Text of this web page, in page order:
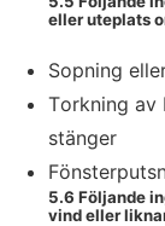
eller uteplats
Sopning
Torkning av
stänger
5.6 Följande
vind eller